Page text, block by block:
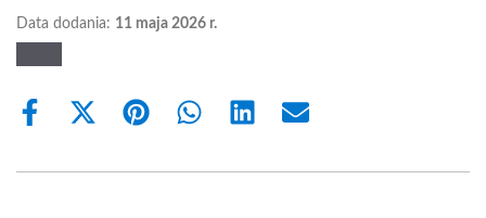
Data dodania: 11 maja 2026 r.
Share
Share
(Twitter)
Share Share Share Share